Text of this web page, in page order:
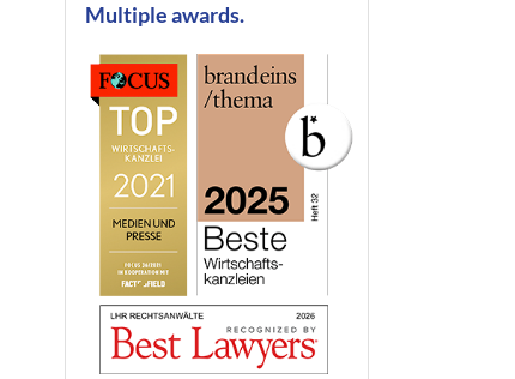
Multiple awards.